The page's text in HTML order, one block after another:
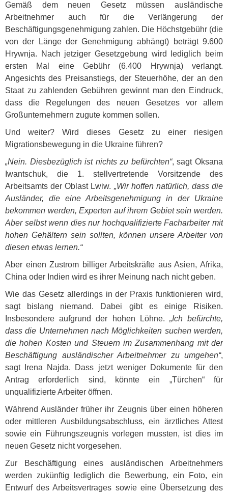
Gemäß dem neuen Gesetz müssen ausländische
Arbeitnehmer auch für die Verlängerung der
Beschäftigungsgenehmigung zahlen. Die Höchstgebühr (die
von der Länge der Genehmigung abhängt) beträgt 9.600
Hrywnja. Nach jetziger Gesetzgebung wird lediglich beim
ersten Mal eine Gebühr (6.400 Hrywnja) verlangt.
Angesichts des Preisanstiegs, der Steuerhöhe, der an den
Staat zu zahlenden Gebühren gewinnt man den Eindruck,
dass die Regelungen des neuen Gesetzes vor allem
Großunternehmern zugute kommen sollen.
Und weiter? Wird dieses Gesetz zu einer riesigen
Migrationsbewegung in die Ukraine führen?
„Nein. Diesbezüglich ist nichts zu befürchten“, sagt Oksana
Iwantschuk, die 1. stellvertretende Vorsitzende des
Arbeitsamts der Oblast Lwiw. „Wir hoffen natürlich, dass die
Ausländer, die eine Arbeitsgenehmigung in der Ukraine
bekommen werden, Experten auf ihrem Gebiet sein werden.
Aber selbst wenn dies nur hochqualifizierte Facharbeiter mit
hohen Gehältern sein sollten, können unsere Arbeiter von
diesen etwas lernen.“
Aber einen Zustrom billiger Arbeitskräfte aus Asien, Afrika,
China oder Indien wird es ihrer Meinung nach nicht geben.
Wie das Gesetz allerdings in der Praxis funktionieren wird,
sagt bislang niemand. Dabei gibt es einige Risiken.
Insbesondere aufgrund der hohen Löhne. „Ich befürchte,
dass die Unternehmen nach Möglichkeiten suchen werden,
die hohen Kosten und Steuern im Zusammenhang mit der
Beschäftigung ausländischer Arbeitnehmer zu umgehen“,
sagt Irena Najda. Dass jetzt weniger Dokumente für den
Antrag erforderlich sind, könnte ein „Türchen“ für
unqualifizierte Arbeiter öffnen.
Während Ausländer früher ihr Zeugnis über einen höheren
oder mittleren Ausbildungsabschluss, ein ärztliches Attest
sowie ein Führungszeugnis vorlegen mussten, ist dies im
neuen Gesetz nicht vorgesehen.
Zur Beschäftigung eines ausländischen Arbeitnehmers
werden zukünftig lediglich die Bewerbung, ein Foto, ein
Entwurf des Arbeitsvertrages sowie eine Übersetzung des